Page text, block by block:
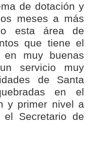
de dotación y
meses a más
esta área de
que tiene el
muy buenas
servicio muy
de Santa
en el
y primer nivel a
el Secretario de